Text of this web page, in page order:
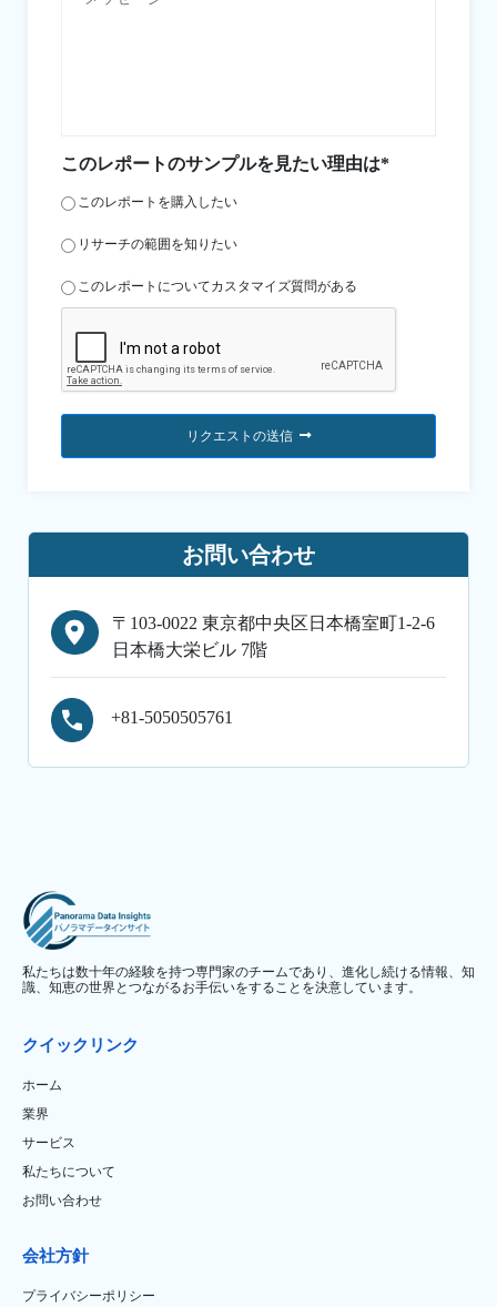
このレポートのサンプルを見たい理由は*
このレポートを購入したい
リサーチの範囲を知りたい
このレポートについてカスタマイズ質問がある
リクエストの送信
お問い合わせ
〒103-0022 東京都中央区日本橋室町1-2-6
日本橋大栄ビル 7階
+81-5050505761
私たちは数十年の経験を持つ専門家のチームであり、進化し続ける情報、知
識、知恵の世界とつながるお手伝いをすることを決意しています。
クイックリンク
ホーム
業界
サービス
私たちについて
お問い合わせ
会社方針
プライバシーポリシー